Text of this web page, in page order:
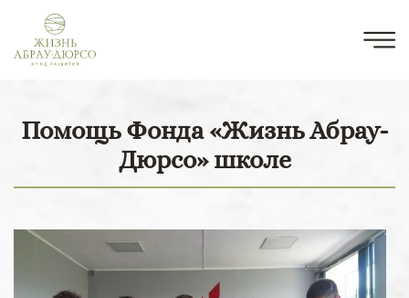
Помощь Фонда «Жизнь Абрау-
Дюрсо» школе